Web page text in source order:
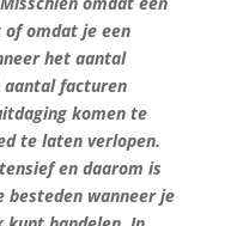
omdat je een
het aantal
facturen
komen te
te laten verlopen.
en daarom is
besteden wanneer je